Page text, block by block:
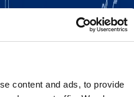
content and ads, to provide